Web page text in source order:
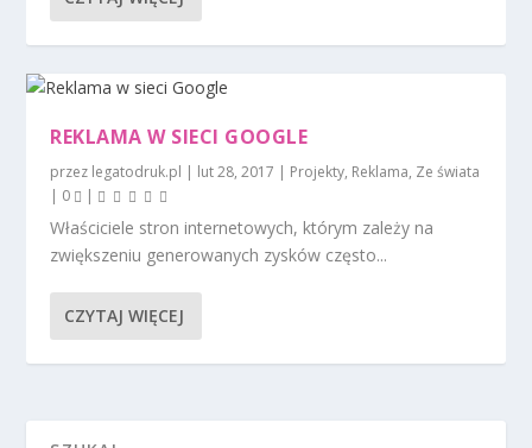
REKLAMA W SIECI GOOGLE
przez legatodruk.pl | lut 28, 2017 | Projekty, Reklama, Ze świata
| 0 |
Właściciele stron internetowych, którym zależy na
zwiększeniu generowanych zysków często...
CZYTAJ WIĘCEJ